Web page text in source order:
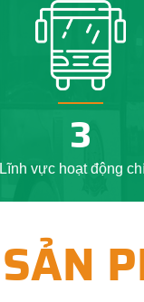
4
Lĩnh vực hoạt động
SẢN